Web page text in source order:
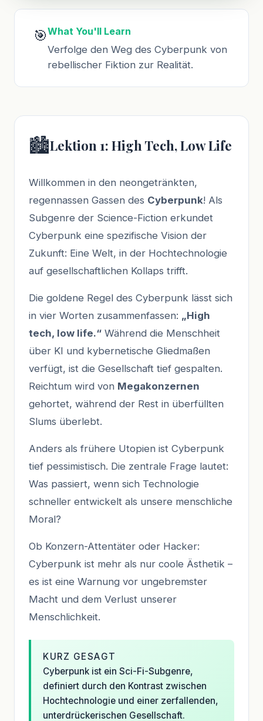
🎯What You'll Learn
Verfolge den Weg des Cyberpunk von
rebellischer Fiktion zur Realität.
🏙️Lektion 1: High Tech, Low Life
Willkommen in den neongetränkten,
regennassen Gassen des Cyberpunk! Als
Subgenre der Science-Fiction erkundet
Cyberpunk eine spezifische Vision der
Zukunft: Eine Welt, in der Hochtechnologie
auf gesellschaftlichen Kollaps trifft.
Die goldene Regel des Cyberpunk lässt sich
in vier Worten zusammenfassen: „High
tech, low life.“ Während die Menschheit
über KI und kybernetische Gliedmaßen
verfügt, ist die Gesellschaft tief gespalten.
Reichtum wird von Megakonzernen
gehortet, während der Rest in überfüllten
Slums überlebt.
Anders als frühere Utopien ist Cyberpunk
tief pessimistisch. Die zentrale Frage lautet:
Was passiert, wenn sich Technologie
schneller entwickelt als unsere menschliche
Moral?
Ob Konzern-Attentäter oder Hacker:
Cyberpunk ist mehr als nur coole Ästhetik –
es ist eine Warnung vor ungebremster
Macht und dem Verlust unserer
Menschlichkeit.
KURZ GESAGT
Cyberpunk ist ein Sci-Fi-Subgenre,
definiert durch den Kontrast zwischen
Hochtechnologie und einer zerfallenden,
unterdrückerischen Gesellschaft.